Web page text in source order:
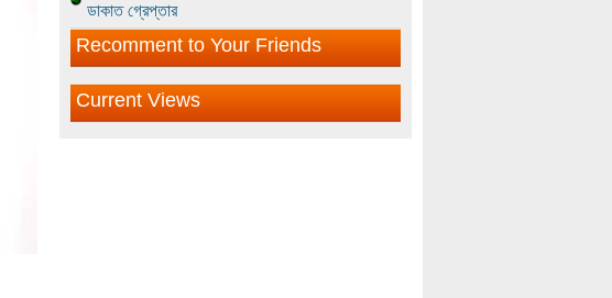
ডাকাত গ্রেপ্তার
Recomment to Your Friends
Current Views